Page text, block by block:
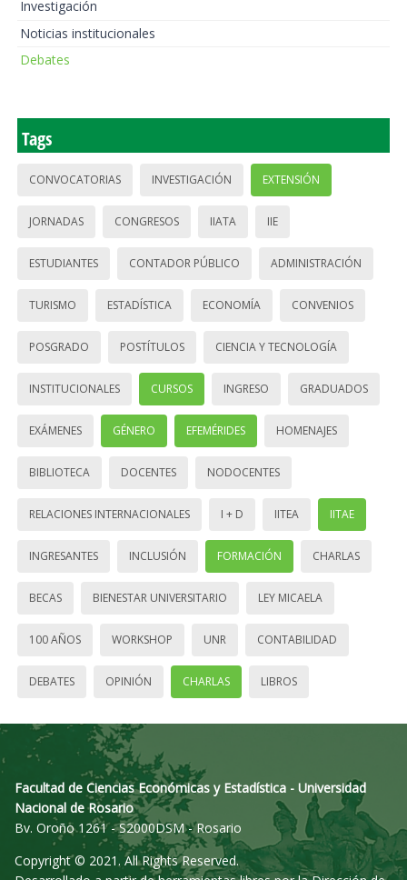
Investigación
Noticias institucionales
Debates
Tags
CONVOCATORIAS INVESTIGACIÓN EXTENSIÓN
JORNADAS CONGRESOS IIATA IIE
ESTUDIANTES CONTADOR PÚBLICO ADMINISTRACIÓN
TURISMO ESTADÍSTICA ECONOMÍA CONVENIOS
POSGRADO POSTÍTULOS CIENCIA Y TECNOLOGÍA
INSTITUCIONALES CURSOS INGRESO GRADUADOS
EXÁMENES GÉNERO EFEMÉRIDES HOMENAJES
BIBLIOTECA DOCENTES NODOCENTES
RELACIONES INTERNACIONALES I + D IITEA IITAE
INGRESANTES INCLUSIÓN FORMACIÓN CHARLAS
BECAS BIENESTAR UNIVERSITARIO LEY MICAELA
100 AÑOS WORKSHOP UNR CONTABILIDAD
DEBATES OPINIÓN CHARLAS LIBROS
Facultad de Ciencias Económicas y Estadística - Universidad
Nacional de Rosario
Bv. Oroño 1261 - S2000DSM - Rosario
Copyright © 2021. All Rights Reserved.